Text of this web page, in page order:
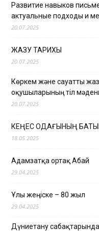
Развитие навыков
актуальные подходы и
20.07.2025
ЖАЗУ ТАРИХЫ
20.07.2025
Көркем және сауатты
оқушыларының тіл
20.07.2025
КЕҢЕС ОДАҒЫНЫҢ
18.05.2025
Адамзатқа ортақ Абай
29.04.2025
Ұлы жеңіске – 80 жыл
29.04.2025
Дүниетану